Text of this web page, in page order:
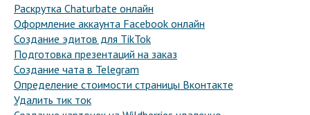
Раскрутка Chaturbate онлайн
Оформление аккаунта Facebook онлайн
Создание эдитов для TikTok
Подготовка презентаций на заказ
Создание чата в Telegram
Определение стоимости страницы Вконтакте
Удалить тик ток